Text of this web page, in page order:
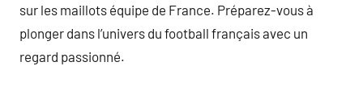
sur les maillots équipe de France. Préparez-vous à
plonger dans l’univers du football français avec un
regard passionné.